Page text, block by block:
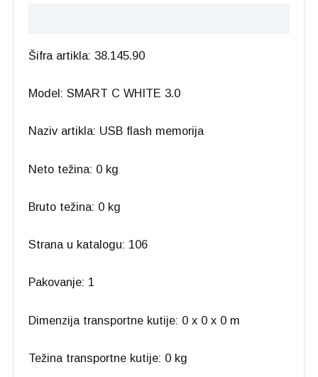
Šifra artikla: 38.145.90
Model: SMART C WHITE 3.0
Naziv artikla: USB flash memorija
Neto težina: 0 kg
Bruto težina: 0 kg
Strana u katalogu: 106
Pakovanje: 1
Dimenzija transportne kutije: 0 x 0 x 0 m
Težina transportne kutije: 0 kg